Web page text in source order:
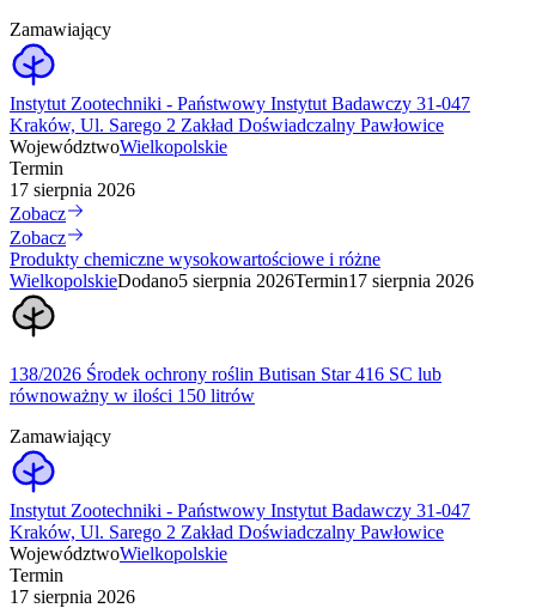
Zamawiający
Instytut Zootechniki - Państwowy Instytut Badawczy 31-047
Kraków, Ul. Sarego 2 Zakład Doświadczalny Pawłowice
WojewództwoWielkopolskie
Termin
17 sierpnia 2026
Zobacz
Zobacz
Produkty chemiczne wysokowartościowe i różne
WielkopolskieDodano5 sierpnia 2026Termin17 sierpnia 2026
138/2026 Środek ochrony roślin Butisan Star 416 SC lub
równoważny w ilości 150 litrów
Zamawiający
Instytut Zootechniki - Państwowy Instytut Badawczy 31-047
Kraków, Ul. Sarego 2 Zakład Doświadczalny Pawłowice
WojewództwoWielkopolskie
Termin
17 sierpnia 2026